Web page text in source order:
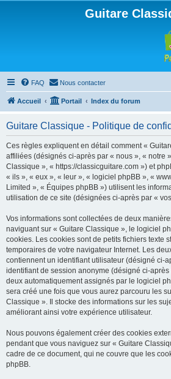
Guitare
FAQ Nous contacter
Accueil Portail Index du forum
Guitare Classique - Politique de
Ces règles expliquent en détail comment «
affiliées (désignés ci-après par « nous », « notre
Classique », « https://classicguitare.com ») et
« ils », « eux », « leur », « logiciel phpBB », «
Limited », « Équipes phpBB ») utilisent les
utilisation de ce site (désignées ci-après par «
Vos informations sont collectées de deux
naviguant sur « Guitare Classique », le logiciel
cookies. Les cookies sont de petits fichiers texte
temporaires de votre navigateur Internet. Les
contiennent un identifiant utilisateur (désigné ci-
identifiant de session anonyme (désigné ci-
deux automatiquement assignés par le logiciel
sera créé une fois que vous aurez parcouru les
Classique ». Il stocke des informations sur les
améliorant ainsi votre expérience utilisateur.
Nous pouvons également créer des cookies
pendant que vous naviguez sur « Guitare
cadre de ce document, qui ne couvre que les
phpBB.